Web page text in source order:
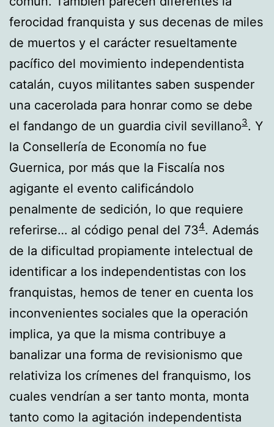
ferocidad franquista y sus decenas de miles
de muertos y el carácter resueltamente
pacífico del movimiento independentista
catalán, cuyos militantes saben suspender
una cacerolada para honrar como se debe
el fandango de un guardia civil sevillano3. Y
la Consellería de Economía no fue
Guernica, por más que la Fiscalía nos
agigante el evento calificándolo
penalmente de sedición, lo que requiere
referirse… al código penal del 734. Además
de la dificultad propiamente intelectual de
identificar a los independentistas con los
franquistas, hemos de tener en cuenta los
inconvenientes sociales que la operación
implica, ya que la misma contribuye a
banalizar una forma de revisionismo que
relativiza los crímenes del franquismo, los
cuales vendrían a ser tanto monta, monta
tanto como la agitación independentista